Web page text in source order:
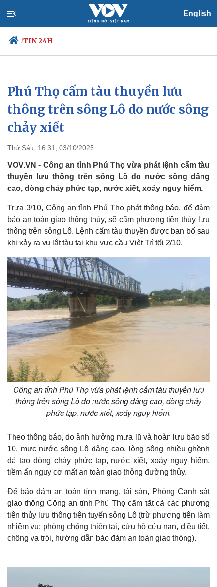
English
/TIN 24H
Chính trị
Đảng
Tổ chức nhân sự
Quốc hội
Nhận diện sự thật
Xã hội
Tin 24h
Dự báo thời tiết
Phú Thọ cấm tàu thuyền lưu
thông trên sông Lô do nước sông
chảy xiết
Thứ Sáu, 16:31, 03/10/2025
VOV.VN - Công an tỉnh Phú Thọ vừa phát lệnh cấm tàu
thuyền lưu thông trên sông Lô do nước sông dâng
cao, dòng chảy phức tạp, nước xiết, xoáy nguy hiểm.
Trưa 3/10, Công an tỉnh Phú Thọ phát thông báo, để đảm
bảo an toàn giao thông thủy, sẽ cấm phương tiện thủy lưu
thông trên sông Lô. Lệnh cấm tàu thuyền được ban bố sau
khi xảy ra vụ lật tàu tại khu vực cầu Việt Trì tối 2/10.
Công an tỉnh Phú Thọ vừa phát lệnh cấm tàu thuyền lưu
thông trên sông Lô do nước sông dâng cao, dòng chảy
phức tạp, nước xiết, xoáy nguy hiểm.
Theo thông báo, do ảnh hưởng mưa lũ và hoàn lưu bão số
10, mực nước sông Lô dâng cao, lòng sông nhiều ghềnh
đá tạo dòng chảy phức tạp, nước xiết, xoáy nguy hiểm,
tiềm ẩn nguy cơ mất an toàn giao thông đường thủy.
Để bảo đảm an toàn tính mạng, tài sản, Phòng Cảnh sát
giao thông Công an tỉnh Phú Thọ cấm tất cả các phương
tiện thủy lưu thông trên tuyến sông Lô (trừ phương tiện làm
nhiệm vụ: phòng chống thiên tai, cứu hộ cứu nạn, điều tiết,
chống va trôi, hướng dẫn bảo đảm an toàn giao thông).